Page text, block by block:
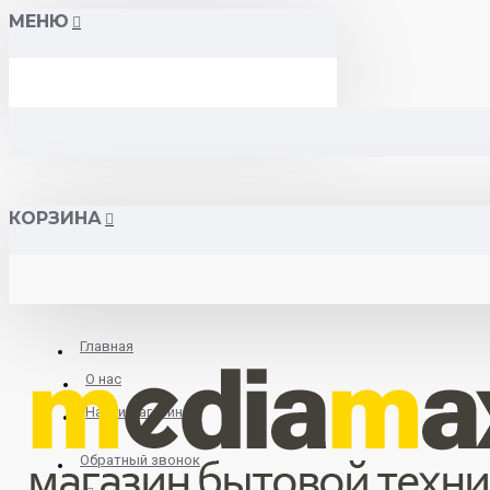
МЕНЮ
КОРЗИНА
Главная
О нас
Найти магазин
Обратный звонок